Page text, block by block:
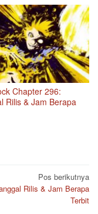
Chapter 296:
Rilis & Jam Berapa
Pos berikutnya
Rilis & Jam Berapa
Terbit